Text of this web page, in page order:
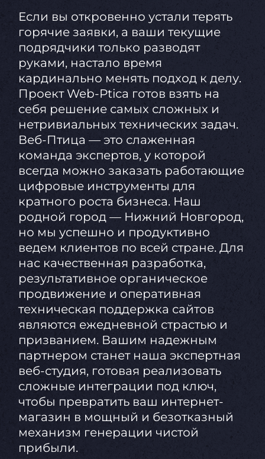
Если вы откровенно устали терять
горячие заявки, а ваши текущие
подрядчики только разводят
руками, настало время
кардинально менять подход к делу.
Проект Web-Ptica готов взять на
себя решение самых сложных и
нетривиальных технических задач.
Веб-Птица — это слаженная
команда экспертов, у которой
всегда можно заказать работающие
цифровые инструменты для
кратного роста бизнеса. Наш
родной город — Нижний Новгород,
но мы успешно и продуктивно
ведем клиентов по всей стране. Для
нас качественная разработка,
результативное органическое
продвижение и оперативная
техническая поддержка сайтов
являются ежедневной страстью и
призванием. Вашим надежным
партнером станет наша экспертная
веб-студия, готовая реализовать
сложные интеграции под ключ,
чтобы превратить ваш интернет-
магазин в мощный и безотказный
механизм генерации чистой
прибыли.